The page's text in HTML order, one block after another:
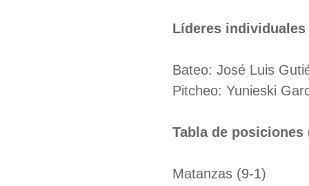
Líderes
Bateo: José Luis
Pitcheo: Yunieski
Tabla de posiciones
Matanzas (9-1)